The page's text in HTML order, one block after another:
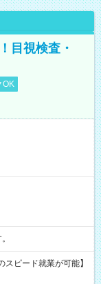
目視検査・
OK
ピード就業が可能】